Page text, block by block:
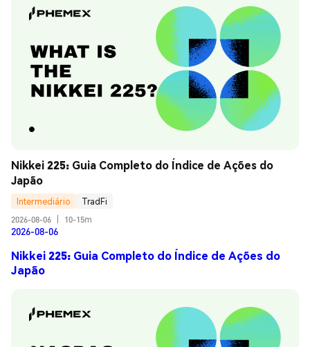
Nikkei 225: Guia Completo do Índice de Ações do
Japão
Intermediário
TradFi
2026-08-06
10-15m
2026-08-06
Nikkei 225: Guia Completo do Índice de Ações do
Japão